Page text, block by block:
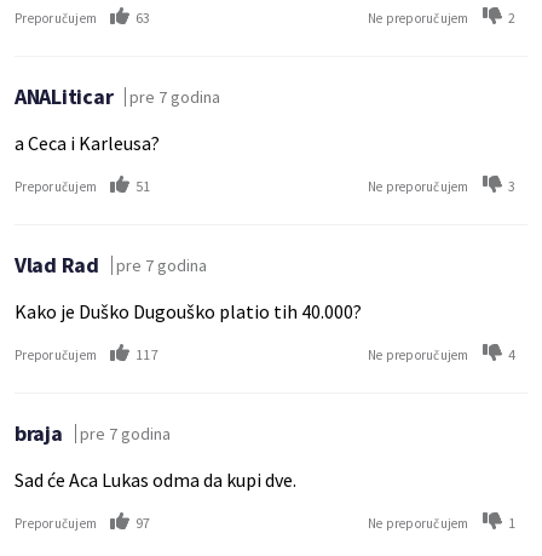
Preporučujem 63 Ne preporučujem 2
ANALiticar pre 7 godina
a Ceca i Karleusa?
Preporučujem 51 Ne preporučujem 3
Vlad Rad pre 7 godina
Kako je Duško Dugouško platio tih 40.000?
Preporučujem 117 Ne preporučujem 4
braja pre 7 godina
Sad će Aca Lukas odma da kupi dve.
Preporučujem 97 Ne preporučujem 1